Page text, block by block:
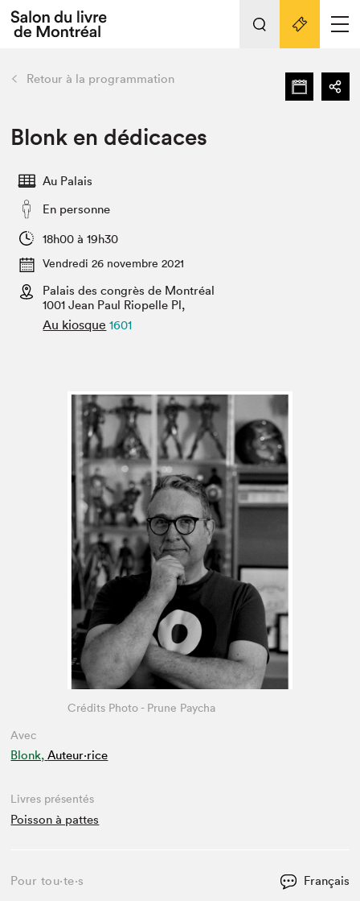
Espace exposant⋅e⋅s
Espace enseignant·e·s
L'événement
Préparer sa visite au Salon
Actualités
SLM PRO
retour Nos activités
Préparer sa visite
Salon au Palais
Projets partenaires
Liens pratiques
Retour à la programmation
Blonk en dédicaces
Au Palais
En personne
18h00 à 19h30
Vendredi 26 novembre 2021
Palais des congrès de Montréal
1001 Jean Paul Riopelle Pl,
Au kiosque 1601
Avec
Blonk, Auteur·rice
Crédits Photo - Prune Paycha
Livres présentés
Poisson à pattes
Pour tou⋅te⋅s Français